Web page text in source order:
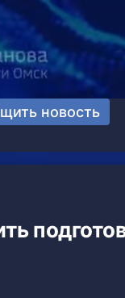
новость